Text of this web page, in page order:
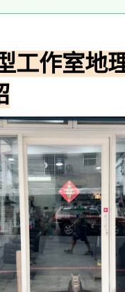
工作室地